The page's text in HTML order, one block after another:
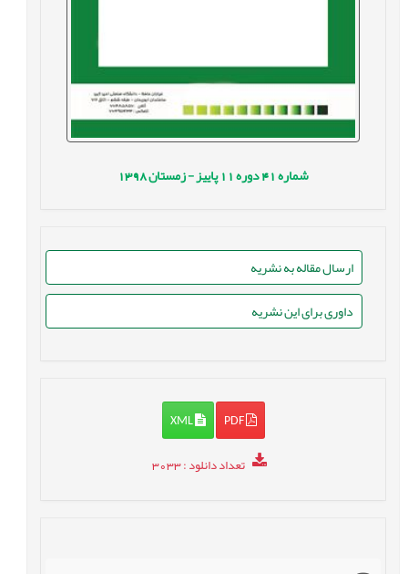
شماره41 دوره11 پاییز - زمستان1398
ارسال مقاله به نشریه
داوری برای این نشریه
PDF
XML
تعداد دانلود: 3033